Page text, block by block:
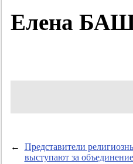
Елена
←
Представители
выступают за